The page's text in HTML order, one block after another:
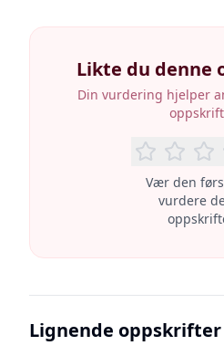
Likte du denne
Din vurdering hjelper
Vær den
vurdere
Lignende oppskrifter